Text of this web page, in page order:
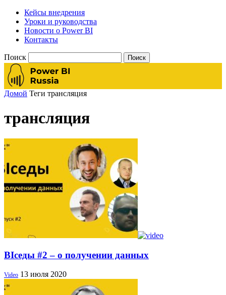
Кейсы внедрения
Уроки и руководства
Новости о Power BI
Контакты
Поиск
Домой Теги трансляция
трансляция
BIседы #2 – о получении данных
Video 13 июля 2020